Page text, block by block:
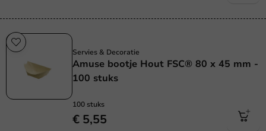
Servies & Decoratie
Amuse bootje Hout FSC® 80 x 45 mm -
100 stuks
100 stuks
€ 5,55